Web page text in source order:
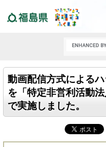
動画配信方式による
を「特定非営利活動
で実施しました。